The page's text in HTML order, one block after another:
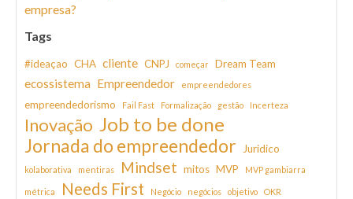
empresa?
Tags
#ideaçao CHA cliente CNPJ começar Dream Team
ecossistema Empreendedor empreendedores
empreendedorismo Fail Fast Formalização gestão Incerteza
Inovação Job to be done
Jornada do empreendedor Juridico
kolaborativa mentiras Mindset mitos MVP MVP gambiarra
métrica Needs First Negócio negócios objetivo OKR